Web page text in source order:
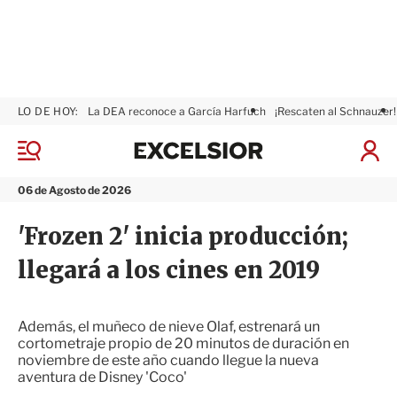
M
n
06 de Agosto de 2026
LO DE HOY: La DEA reconoce a García Harfuch ¡Rescaten al Schnauzer!
I
x
s
i
o
r
'Frozen 2' inicia producción;
llegará a los cines en 2019
Además, el muñeco de nieve Olaf, estrenará un
cortometraje propio de 20 minutos de duración en
noviembre de este año cuando llegue la nueva
aventura de Disney 'Coco'